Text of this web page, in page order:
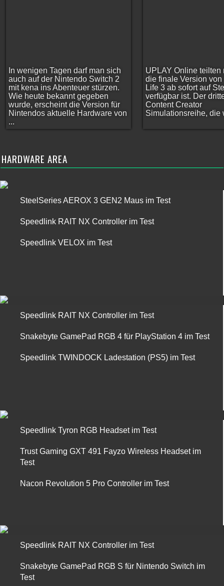
In wenigen Tagen darf man sich
auch auf der Nintendo Switch 2
mit kena ins Abenteuer stürzen.
Wie heute bekannt gegeben
wurde, erscheint die Version für
Nintendos aktuelle Hardware von
...
UPLAY Online teilten
die finale Version von
Life 3 ab sofort auf
verfügbar ist. Der
Content Creator
Simulationsreihe, die
HARDWARE AREA
SteelSeries AEROX 3 GEN2 Maus im Test
Speedlink RAIT NX Controller im Test
Speedlink VELOX im Test
Speedlink RAIT NX Controller im Test
Snakebyte GamePad RGB 4 für PlayStation 4 im Test
Speedlink TWINDOCK Ladestation (PS5) im Test
Speedlink Tyron RGB Headset im Test
Trust Gaming GXT 491 Fayzo Wireless Headset im
Test
Nacon Revolution 5 Pro Controller im Test
Speedlink RAIT NX Controller im Test
Snakebyte GamePad RGB S für Nintendo Switch im
Test